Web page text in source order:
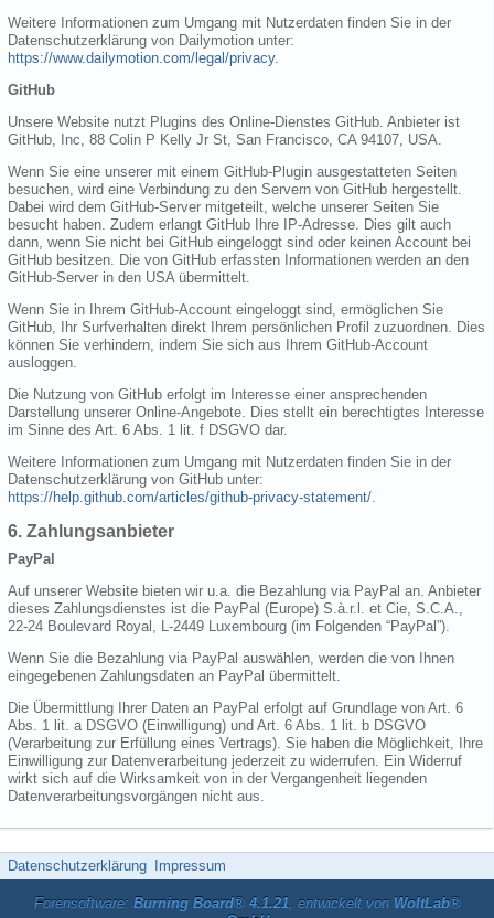
Weitere Informationen zum Umgang mit Nutzerdaten finden Sie in der
Datenschutzerklärung von Dailymotion unter:
https://www.dailymotion.com/legal/privacy.
GitHub
Unsere Website nutzt Plugins des Online-Dienstes GitHub. Anbieter ist
GitHub, Inc, 88 Colin P Kelly Jr St, San Francisco, CA 94107, USA.
Wenn Sie eine unserer mit einem GitHub-Plugin ausgestatteten Seiten
besuchen, wird eine Verbindung zu den Servern von GitHub hergestellt.
Dabei wird dem GitHub-Server mitgeteilt, welche unserer Seiten Sie
besucht haben. Zudem erlangt GitHub Ihre IP-Adresse. Dies gilt auch
dann, wenn Sie nicht bei GitHub eingeloggt sind oder keinen Account bei
GitHub besitzen. Die von GitHub erfassten Informationen werden an den
GitHub-Server in den USA übermittelt.
Wenn Sie in Ihrem GitHub-Account eingeloggt sind, ermöglichen Sie
GitHub, Ihr Surfverhalten direkt Ihrem persönlichen Profil zuzuordnen. Dies
können Sie verhindern, indem Sie sich aus Ihrem GitHub-Account
ausloggen.
Die Nutzung von GitHub erfolgt im Interesse einer ansprechenden
Darstellung unserer Online-Angebote. Dies stellt ein berechtigtes Interesse
im Sinne des Art. 6 Abs. 1 lit. f DSGVO dar.
Weitere Informationen zum Umgang mit Nutzerdaten finden Sie in der
Datenschutzerklärung von GitHub unter:
https://help.github.com/articles/github-privacy-statement/
6. Zahlungsanbieter
PayPal
Auf unserer Website bieten wir u.a. die Bezahlung via PayPal an. Anbieter
dieses Zahlungsdienstes ist die PayPal (Europe) S.à.r.l. et Cie, S.C.A.,
22-24 Boulevard Royal, L-2449 Luxembourg (im Folgenden “PayPal”).
Wenn Sie die Bezahlung via PayPal auswählen, werden die von Ihnen
eingegebenen Zahlungsdaten an PayPal übermittelt.
Die Übermittlung Ihrer Daten an PayPal erfolgt auf Grundlage von Art. 6
Abs. 1 lit. a DSGVO (Einwilligung) und Art. 6 Abs. 1 lit. b DSGVO
(Verarbeitung zur Erfüllung eines Vertrags). Sie haben die Möglichkeit, Ihre
Einwilligung zur Datenverarbeitung jederzeit zu widerrufen. Ein Widerruf
wirkt sich auf die Wirksamkeit von in der Vergangenheit liegenden
Datenverarbeitungsvorgängen nicht aus.
Datenschutzerklärung Impressum
Forensoftware: Burning Board® 4.1.21, entwickelt von WoltLab®